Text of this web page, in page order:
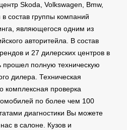
Skoda, Volkswagen, Bmw,
состав группы компаний
являющегося одним из
авторитейла. В состав
и 27 дилерских центров в
полную техническую
дилера. Техническая
комплексная проверка
по более чем 100
диагностики Вы можете
в салоне. Кузов и